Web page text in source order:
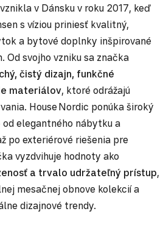
vznikla v Dánsku v roku 2017, keď
s víziou priniesť kvalitný,
a bytové doplnky inšpirované
Od svojho vzniku sa značka
čistý dizajn, funkčné
materiálov, ktoré odrážajú
House Nordic ponúka široký
elegantného nábytku a
po exteriérové riešenia pre
vyzdvihuje hodnoty ako
a trvalo udržateľný prístup,
mesačnej obnove kolekcií a
dizajnové trendy.